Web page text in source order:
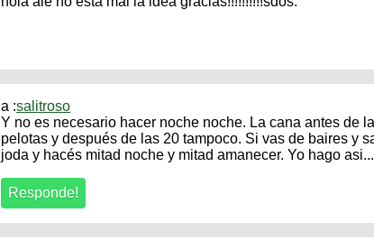
a :salitroso
Y no es necesario hacer noche noche. La cana antes de
pelotas y después de las 20 tampoco. Si vas de baires y
joda y hacés mitad noche y mitad amanecer. Yo hago asi...